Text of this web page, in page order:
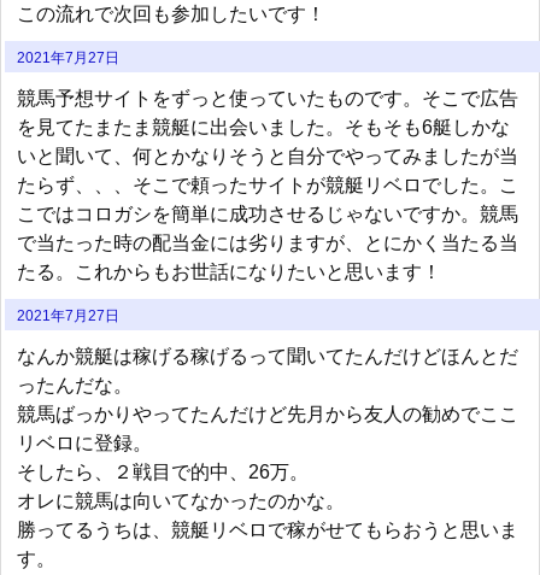
この流れで次回も参加したいです！
2021年7月27日
競馬予想サイトをずっと使っていたものです。そこで広告
を見てたまたま競艇に出会いました。そもそも6艇しかな
いと聞いて、何とかなりそうと自分でやってみましたが当
たらず、、、そこで頼ったサイトが競艇リベロでした。こ
こではコロガシを簡単に成功させるじゃないですか。競馬
で当たった時の配当金には劣りますが、とにかく当たる当
たる。これからもお世話になりたいと思います！
2021年7月27日
なんか競艇は稼げる稼げるって聞いてたんだけどほんとだ
ったんだな。
競馬ばっかりやってたんだけど先月から友人の勧めでここ
リベロに登録。
そしたら、２戦目で的中、26万。
オレに競馬は向いてなかったのかな。
勝ってるうちは、競艇リベロで稼がせてもらおうと思いま
す。